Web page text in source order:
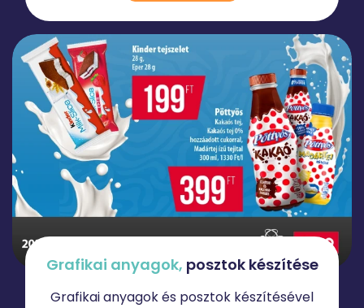
Grafikai anyagok, posztok készítése
Grafikai anyagok és posztok készítésével